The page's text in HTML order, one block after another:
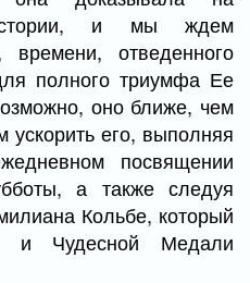
и мы ждем
отведенного
полного триумфа Ее
оно ближе, чем
его, выполняя
посвящении
а также следуя
Кольбе, который
Чудесной Медали